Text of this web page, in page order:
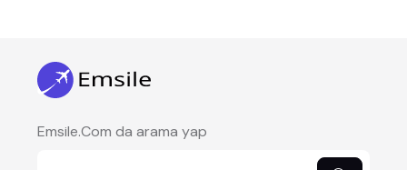
Emsile.Com da arama yap